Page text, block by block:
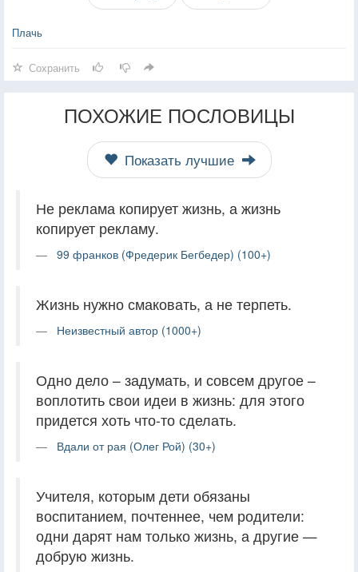
Плачь
Сохранить
ПОХОЖИЕ ПОСЛОВИЦЫ
Показать лучшие
Не реклама копирует жизнь, а жизнь
копирует рекламу.
99 франков (Фредерик Бегбедер) (100+)
Жизнь нужно смаковать, а не терпеть.
Неизвестный автор (1000+)
Одно дело – задумать, и совсем другое –
воплотить свои идеи в жизнь: для этого
придется хоть что-то сделать.
Вдали от рая (Олег Рой) (30+)
Учителя, которым дети обязаны
воспитанием, почтеннее, чем родители:
одни дарят нам только жизнь, а другие —
добрую жизнь.